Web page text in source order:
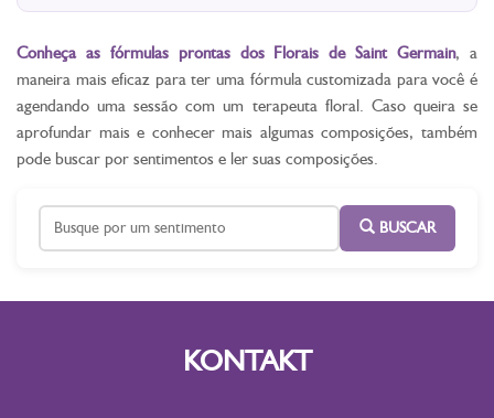
Conheça as fórmulas prontas dos Florais de Saint Germain, a
maneira mais eficaz para ter uma fórmula customizada para você é
agendando uma sessão com um terapeuta floral. Caso queira se
aprofundar mais e conhecer mais algumas composições, também
pode buscar por sentimentos e ler suas composições.
BUSCAR
KONTAKT